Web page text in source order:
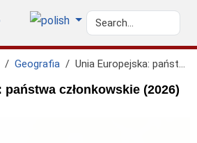
Geografia Unia Europejska: państwa członkowskie (2026)
członkowskie (2026)